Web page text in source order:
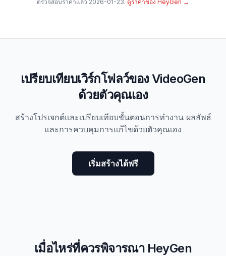
ตรวจสอบราคาแล้ว 2026-01-23. ดูราคาของ HeyGen →
เปรียบเทียบเวิร์กโฟลว์ของ VideoGen
ด้วยตัวคุณเอง
สร้างโปรเจกต์และเปรียบเทียบขั้นตอนการทำงาน ผลลัพธ์
และการควบคุมการแก้ไขด้วยตัวคุณเอง
เริ่มสร้างได้ฟรี
เมื่อไหร่ที่ควรพิจารณา HeyGen